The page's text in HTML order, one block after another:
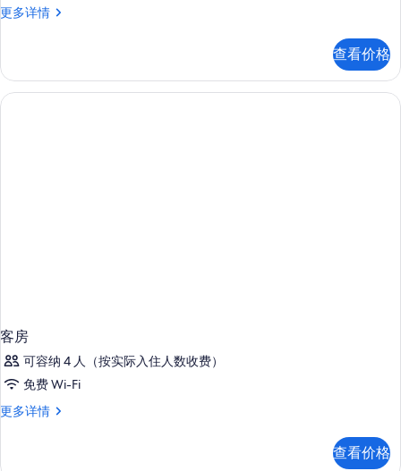
更多详情
客
信
息
查看价格
客房
可容纳 4 人（按实际入住人数收费）
免费 Wi-Fi
更多详情
客
查看价格